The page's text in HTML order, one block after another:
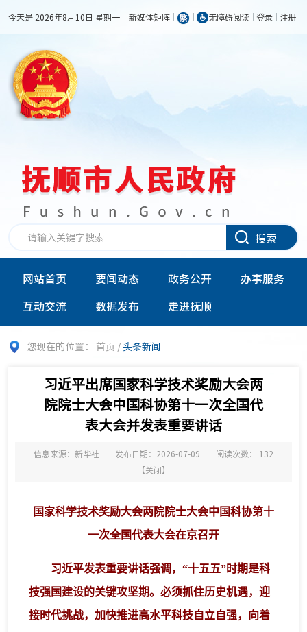
今天是 2026年8月10日 星期一 新媒体矩阵 无障碍阅读 登录 注册
搜索
网站首页 要闻动态 政务公开
办事服务
互动交流
数据发布 走进抚顺
您现在的位置： 首页 /头条新闻
习近平出席国家科学技术奖励大会两
院院士大会中国科协第十一次全国代
表大会并发表重要讲话
信息来源：新华社 发布日期：2026-07-09 阅读次数： 132
【关闭】
国家科学技术奖励大会两院院士大会中国科协第十
一次全国代表大会在京召开
习近平发表重要讲话强调，“十五五”时期是科
技强国建设的关键攻坚期。必须抓住历史机遇，迎
接时代挑战，加快推进高水平科技自立自强，向着